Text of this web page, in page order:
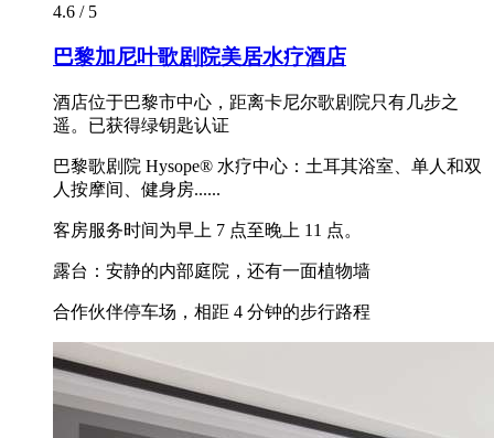
4.6 / 5
巴黎加尼叶歌剧院美居水疗酒店
酒店位于巴黎市中心，距离卡尼尔歌剧院只有几步之
遥。已获得绿钥匙认证
巴黎歌剧院 Hysope® 水疗中心：土耳其浴室、单人和双
人按摩间、健身房......
客房服务时间为早上 7 点至晚上 11 点。
露台：安静的内部庭院，还有一面植物墙
合作伙伴停车场，相距 4 分钟的步行路程